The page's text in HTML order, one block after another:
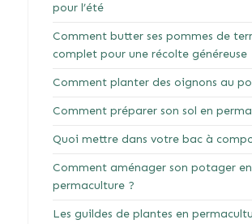
pour l’été
Comment butter ses pommes de
complet pour une récolte généreuse
Comment planter des oignons au
Comment préparer son sol en
Quoi mettre dans votre bac à
Comment aménager son potager en
permaculture ?
Les guildes de plantes en